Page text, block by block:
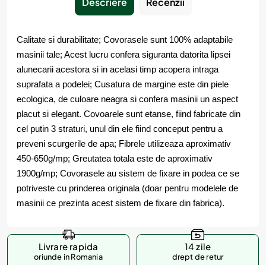
Calitate si durabilitate; Covorasele sunt 100% adaptabile
masinii tale; Acest lucru confera siguranta datorita lipsei
alunecarii acestora si in acelasi timp acopera intraga
suprafata a podelei; Cusatura de margine este din piele
ecologica, de culoare neagra si confera masinii un aspect
placut si elegant. Covoarele sunt etanse, fiind fabricate din
cel putin 3 straturi, unul din ele fiind conceput pentru a
preveni scurgerile de apa; Fibrele utilizeaza aproximativ
450-650g/mp; Greutatea totala este de aproximativ
1900g/mp; Covorasele au sistem de fixare in podea ce se
potriveste cu prinderea originala (doar pentru modelele de
masinii ce prezinta acest sistem de fixare din fabrica).
Livrare rapida
oriunde in Romania
14 zile
drept de retur